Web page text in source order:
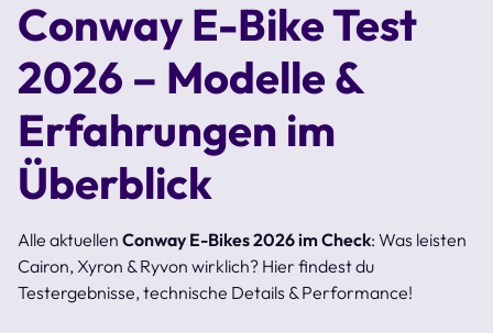
Conway E-Bike Test
2026 – Modelle &
Erfahrungen im
Überblick
Alle aktuellen Conway E-Bikes 2026 im Check: Was leisten
Cairon, Xyron & Ryvon wirklich? Hier findest du
Testergebnisse, technische Details & Performance!